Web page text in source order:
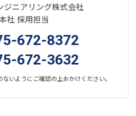
ジニアリング株式会社
社 採用担当
672-8372
672-3632
いようにご確認の上おかけください。